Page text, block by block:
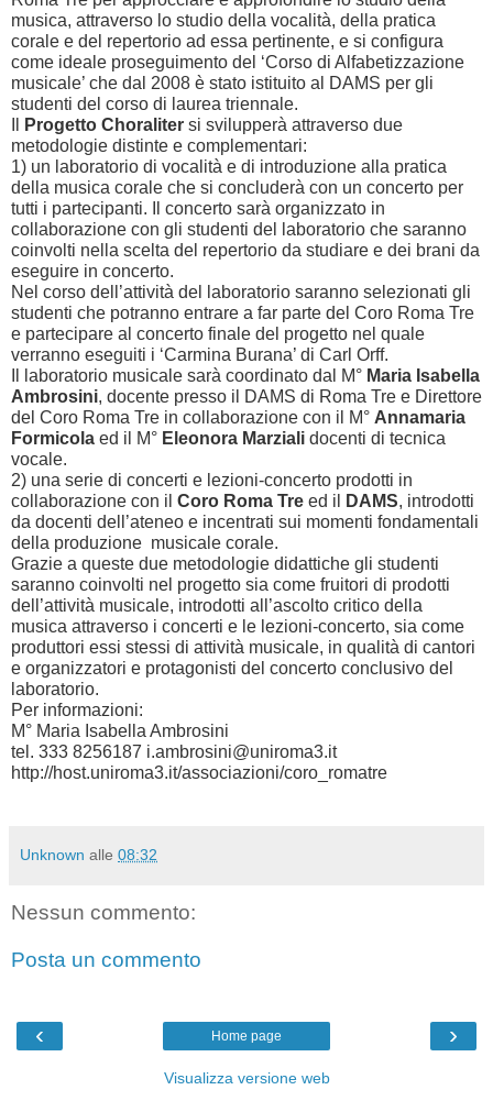
musica, attraverso lo studio della vocalità, della pratica
corale e del repertorio ad essa pertinente, e si configura
come ideale proseguimento del ‘Corso di Alfabetizzazione
musicale’ che dal 2008 è stato istituito al DAMS per gli
studenti del corso di laurea triennale.
Progetto Choraliter si svilupperà attraverso due
metodologie distinte e complementari:
1) un laboratorio di vocalità e di introduzione alla pratica
della musica corale che si concluderà con un concerto per
tutti i partecipanti. Il concerto sarà organizzato in
collaborazione con gli studenti del laboratorio che saranno
coinvolti nella scelta del repertorio da studiare e dei brani da
eseguire in concerto.
Nel corso dell’attività del laboratorio saranno selezionati gli
studenti che potranno entrare a far parte del Coro Roma Tre
e partecipare al concerto finale del progetto nel quale
verranno eseguiti i ‘Carmina Burana’ di Carl Orff.
Il laboratorio musicale sarà coordinato dal M° Maria Isabella
Ambrosini, docente presso il DAMS di Roma Tre e Direttore
del Coro Roma Tre in collaborazione con il M° Annamaria
Formicola ed il M° Eleonora Marziali docenti di tecnica
vocale.
2) una serie di concerti e lezioni-concerto prodotti in
collaborazione con il Coro Roma Tre ed il DAMS, introdotti
da docenti dell’ateneo e incentrati sui momenti fondamentali
della produzione musicale corale.
Grazie a queste due metodologie didattiche gli studenti
saranno coinvolti nel progetto sia come fruitori di prodotti
dell’attività musicale, introdotti all’ascolto critico della
musica attraverso i concerti e le lezioni-concerto, sia come
produttori essi stessi di attività musicale, in qualità di cantori
e organizzatori e protagonisti del concerto conclusivo del
laboratorio.
Per informazioni:
M° Maria Isabella Ambrosini
tel. 333 8256187 i.ambrosini@uniroma3.it
http://host.uniroma3.it/associazioni/coro_romatre
Unknown alle 08:32
Nessun commento:
Posta un commento
‹ ›
Home page
Visualizza versione web